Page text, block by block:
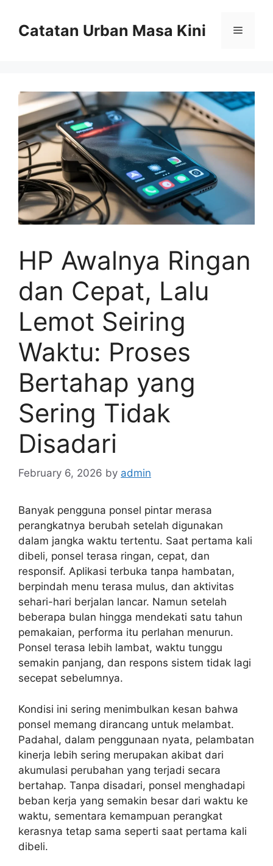
contentCatatan Urban Masa Kini Menu
HP Awalnya Ringan
dan Cepat, Lalu
Lemot Seiring
Waktu: Proses
Bertahap yang
Sering Tidak
Disadari
February 6, 2026 by admin
Banyak pengguna ponsel pintar merasa
perangkatnya berubah setelah digunakan
dalam jangka waktu tertentu. Saat pertama kali
dibeli, ponsel terasa ringan, cepat, dan
responsif. Aplikasi terbuka tanpa hambatan,
berpindah menu terasa mulus, dan aktivitas
sehari-hari berjalan lancar. Namun setelah
beberapa bulan hingga mendekati satu tahun
pemakaian, performa itu perlahan menurun.
Ponsel terasa lebih lambat, waktu tunggu
semakin panjang, dan respons sistem tidak lagi
secepat sebelumnya.
Kondisi ini sering menimbulkan kesan bahwa
ponsel memang dirancang untuk melambat.
Padahal, dalam penggunaan nyata, pelambatan
kinerja lebih sering merupakan akibat dari
akumulasi perubahan yang terjadi secara
bertahap. Tanpa disadari, ponsel menghadapi
beban kerja yang semakin besar dari waktu ke
waktu, sementara kemampuan perangkat
kerasnya tetap sama seperti saat pertama kali
dibeli.